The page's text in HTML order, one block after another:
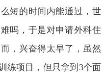
短的时间内能通过，世
吗，于是对申请外科住
，兴奋得太早了，虽然
练项目，但只拿到 3个面